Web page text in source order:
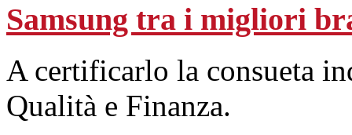
Samsung tra i migliori
A certificarlo la consueta
Qualità e Finanza.